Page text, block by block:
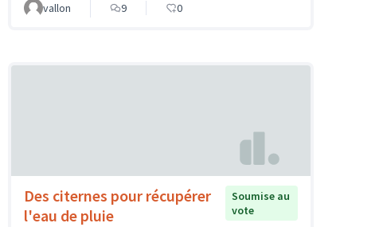
vallon 9 0
Des citernes pour récupérer
l'eau de pluie
Soumise au
vote